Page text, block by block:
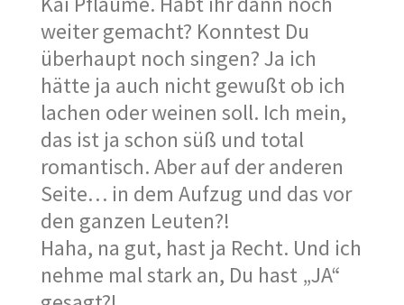
weiter gemacht? Konntest Du
überhaupt noch singen? Ja ich
hätte ja auch nicht gewußt ob ich
lachen oder weinen soll. Ich mein,
das ist ja schon süß und total
romantisch. Aber auf der anderen
Seite… in dem Aufzug und das vor
den ganzen Leuten?!
Haha, na gut, hast ja Recht. Und ich
nehme mal stark an, Du hast „JA“